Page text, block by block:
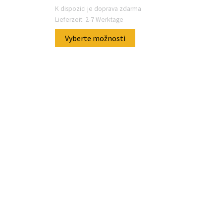
K dispozici je doprava zdarma
Lieferzeit: 2-7 Werktage
Vyberte možnosti
Tento
produkt